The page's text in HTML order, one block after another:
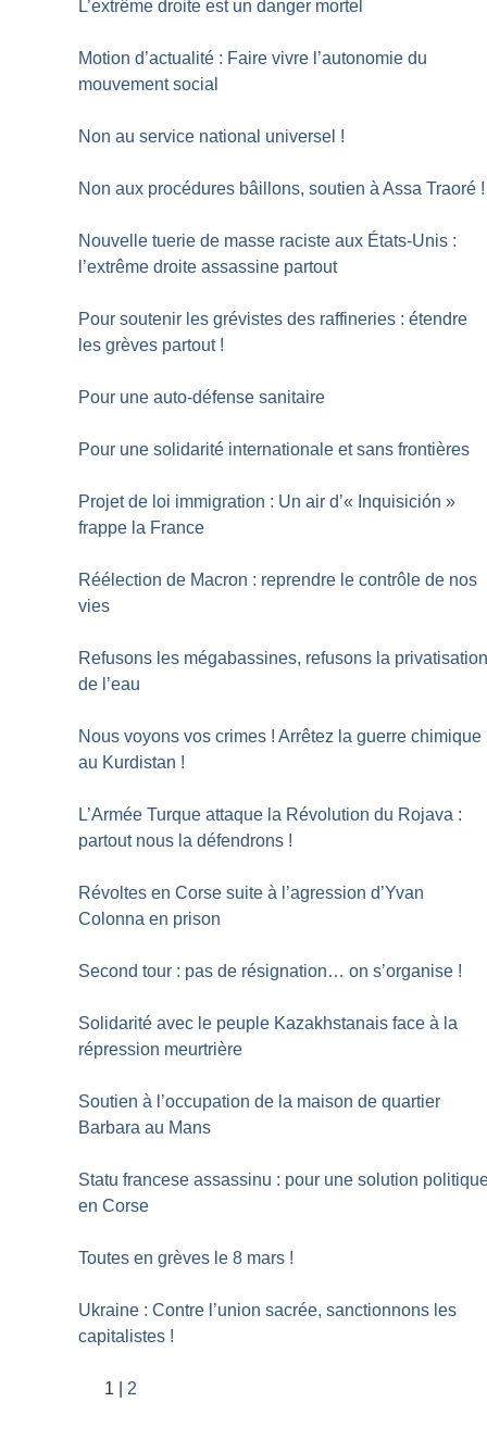
L’extrême droite est un danger mortel
Motion d’actualité : Faire vivre l’autonomie du
mouvement social
Non au service national universel !
Non aux procédures bâillons, soutien à Assa Traoré !
Nouvelle tuerie de masse raciste aux États-Unis :
l’extrême droite assassine partout
Pour soutenir les grévistes des raffineries : étendre
les grèves partout !
Pour une auto-défense sanitaire
Pour une solidarité internationale et sans frontières
Projet de loi immigration : Un air d’« Inquisición »
frappe la France
Réélection de Macron : reprendre le contrôle de nos
vies
Refusons les mégabassines, refusons la
de l’eau
Nous voyons vos crimes ! Arrêtez la guerre chimique
au Kurdistan !
L’Armée Turque attaque la Révolution du Rojava :
partout nous la défendrons !
Révoltes en Corse suite à l’agression d’Yvan
Colonna en prison
Second tour : pas de résignation… on s’organise !
Solidarité avec le peuple Kazakhstanais face à la
répression meurtrière
Soutien à l’occupation de la maison de quartier
Barbara au Mans
Statu francese assassinu : pour une solution
en Corse
Toutes en grèves le 8 mars !
Ukraine : Contre l’union sacrée, sanctionnons les
capitalistes !
1 2